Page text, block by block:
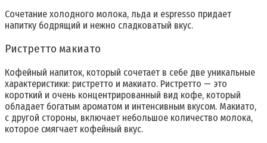
Сочетание холодного молока, льда и espresso придает
напитку бодрящий и нежно сладковатый вкус.
Ристретто макиато
Кофейный напиток, который сочетает в себе две уникальные
характеристики: ристретто и макиато. Ристретто — это
короткий и очень концентрированный вид кофе, который
обладает богатым ароматом и интенсивным вкусом. Макиато,
с другой стороны, включает небольшое количество молока,
которое смягчает кофейный вкус.